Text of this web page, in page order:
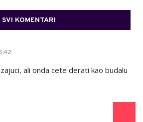
SVI KOMENTARI
ali onda cete derati kao budalu